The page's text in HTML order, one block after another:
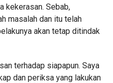
kekerasan. Sebab,
masalah dan itu telah
akan tetap ditindak
terhadap siapapun. Saya
dan periksa yang lakukan